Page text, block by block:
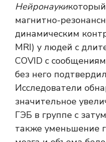
Нейронауки
магнитно-
динамическим
MRI) у людей с
COVID с
без него
Исследователи
значительное
ГЭБ в группе с
также уменьшение